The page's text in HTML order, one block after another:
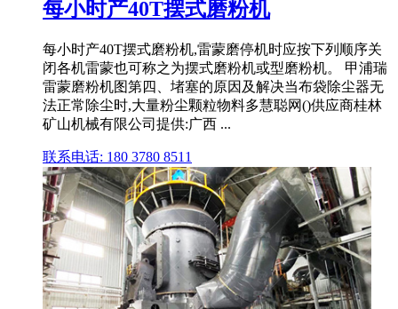
每小时产40T摆式磨粉机
每小时产40T摆式磨粉机,雷蒙磨停机时应按下列顺序关
闭各机雷蒙也可称之为摆式磨粉机或型磨粉机。 甲浦瑞
雷蒙磨粉机图第四、堵塞的原因及解决当布袋除尘器无
法正常除尘时,大量粉尘颗粒物料多慧聪网()供应商桂林
矿山机械有限公司提供:广西 ...
联系电话: 180 3780 8511